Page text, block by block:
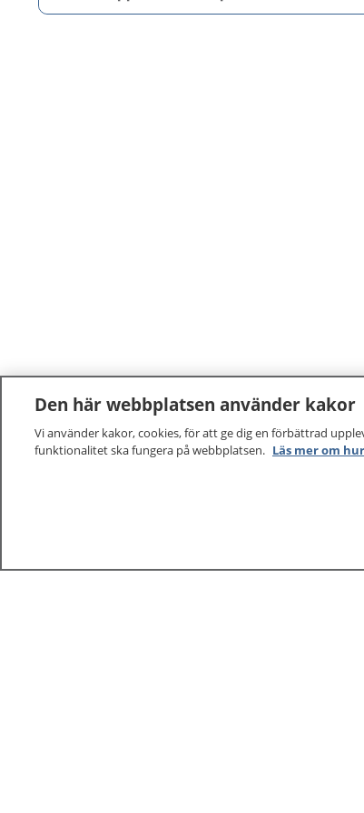
Den här webbplatsen använder kakor
Vi använder kakor, cookies, för att ge dig en förbättrad
funktionalitet ska fungera på webbplatsen. Läs mer om